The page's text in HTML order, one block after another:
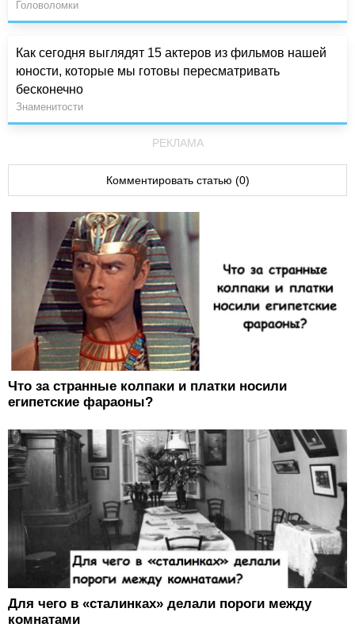
Головоломки
Как сегодня выглядят 15 актеров из фильмов нашей
юности, которые мы готовы пересматривать
бесконечно
Знаменитости
РЕКЛАМА
Комментировать статью (0)
Что за странные колпаки и платки носили
египетские фараоны?
Для чего в «сталинках» делали пороги между
комнатами